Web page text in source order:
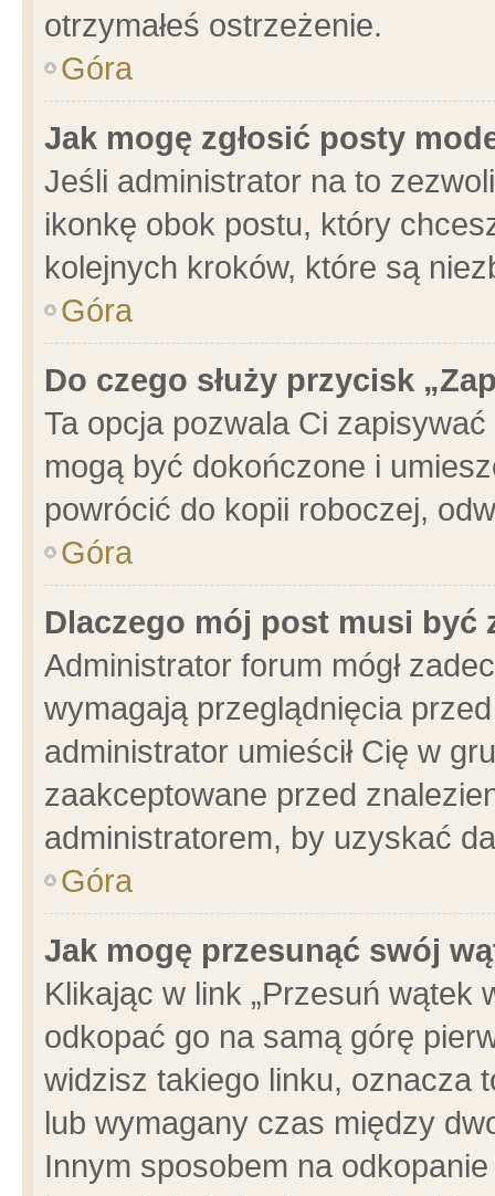
otrzymałeś ostrzeżenie.
Góra
Jak mogę zgłosić posty
Jeśli administrator na to
ikonkę obok postu, który
kolejnych kroków, które są
Góra
Do czego służy przycisk
Ta opcja pozwala Ci
mogą być dokończone i
powrócić do kopii roboczej,
Góra
Dlaczego mój post musi być
Administrator forum mógł
wymagają przeglądnięcia
administrator umieścił Cię w
zaakceptowane przed
administratorem, by uzyskać
Góra
Jak mogę przesunąć swój
Klikając w link „Przesuń wątek
odkopać go na samą górę
widzisz takiego linku, oznacza
lub wymagany czas między
Innym sposobem na